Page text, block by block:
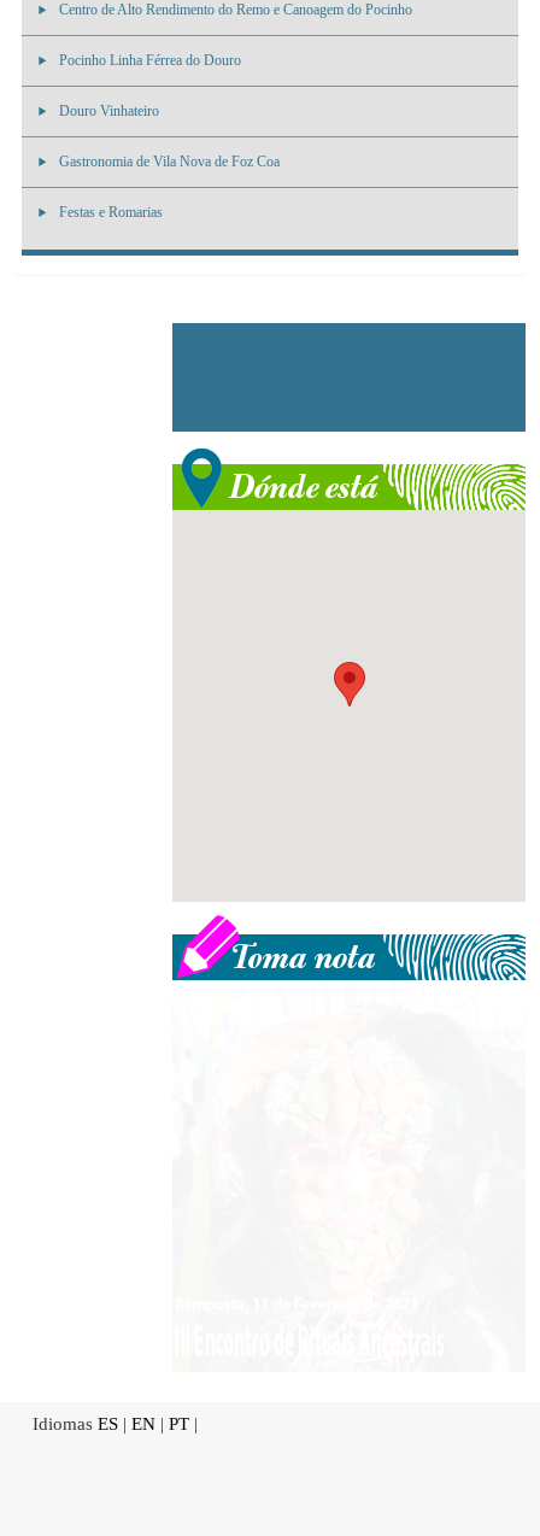
Centro de Alto Rendimento do Remo e Canoagem do Pocinho
Pocinho Linha Férrea do Douro
Douro Vinhateiro
Gastronomia de Vila Nova de Foz Coa
Festas e Romarias
Idiomas ES | EN | PT |